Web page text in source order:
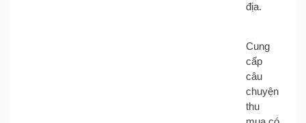
địa.
Cung
cấp
câu
chuyện
thu